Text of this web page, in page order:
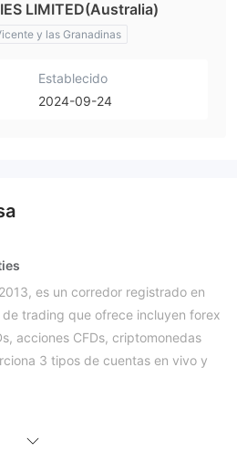
LIMITED(Australia)
y las Granadinas
Establecido
2024-09-24
3, es un corredor registrado en
trading que ofrece incluyen forex
acciones CFDs, criptomonedas
3 tipos de cuentas en vivo y
por la Comisión Australiana